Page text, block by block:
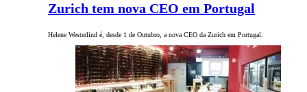
Zurich tem nova CEO em Portugal
Helene Westerlind é, desde 1 de Outubro, a nova CEO da Zurich em Portugal.